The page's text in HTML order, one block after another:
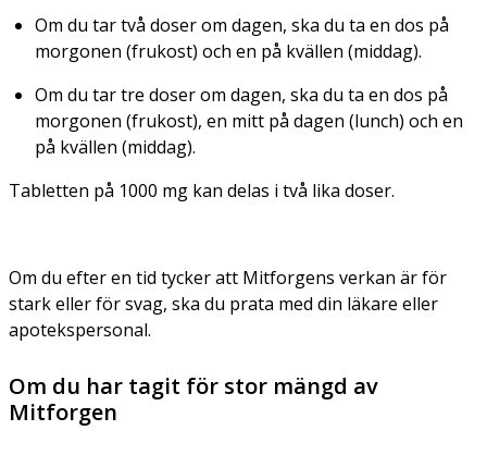
Om du tar två doser om dagen, ska du ta en dos på
morgonen (frukost) och en på kvällen (middag).
Om du tar tre doser om dagen, ska du ta en dos på
morgonen (frukost), en mitt på dagen (lunch) och en
på kvällen (middag).
Tabletten på 1000 mg kan delas i två lika doser.
Om du efter en tid tycker att Mitforgens verkan är för
stark eller för svag, ska du prata med din läkare eller
apotekspersonal.
Om du har tagit för stor mängd av
Mitforgen